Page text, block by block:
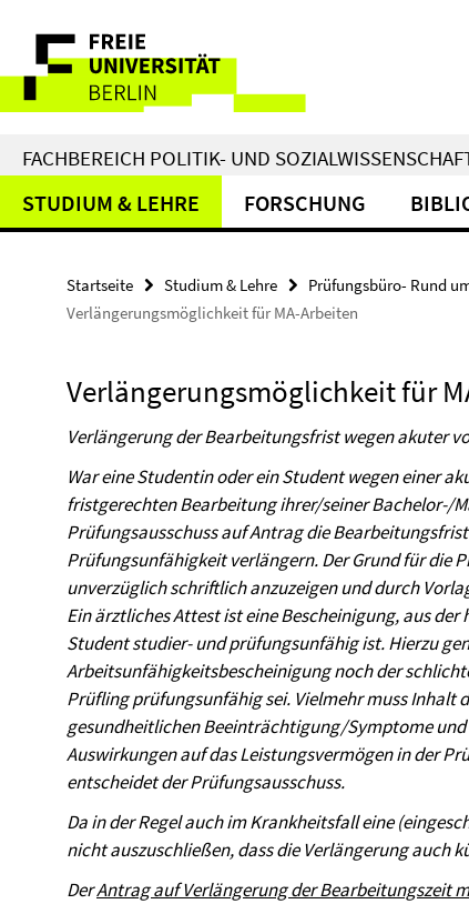
direkt
Inhalt
Service-
Navigation
FACHBEREICH POLITIK- UND
STUDIUM & LEHRE FORSCHUNG
Startseite Studium & Lehre Prüfungsbüro- Rund
Verlängerungsmöglichkeit für MA-Arbeiten
Verlängerungsmöglichkeit für
Verlängerung der Bearbeitungsfrist wegen akuter
War eine Studentin oder ein Student wegen einer
fristgerechten Bearbeitung ihrer/seiner Bachelor-/
Prüfungsausschuss auf Antrag die
Prüfungsunfähigkeit verlängern. Der Grund für die
unverzüglich schriftlich anzuzeigen und durch
Ein ärztliches Attest ist eine Bescheinigung, aus
Student studier- und prüfungsunfähig ist. Hierzu
Arbeitsunfähigkeitsbescheinigung noch der
Prüfling prüfungsunfähig sei. Vielmehr muss Inhalt
gesundheitlichen Beeinträchtigung/Symptome und
Auswirkungen auf das Leistungsvermögen in der
entscheidet der Prüfungsausschuss.
Da in der Regel auch im Krankheitsfall eine
nicht auszuschließen, dass die Verlängerung auch
DerAntrag auf Verlängerung der Bearbeitungszeit